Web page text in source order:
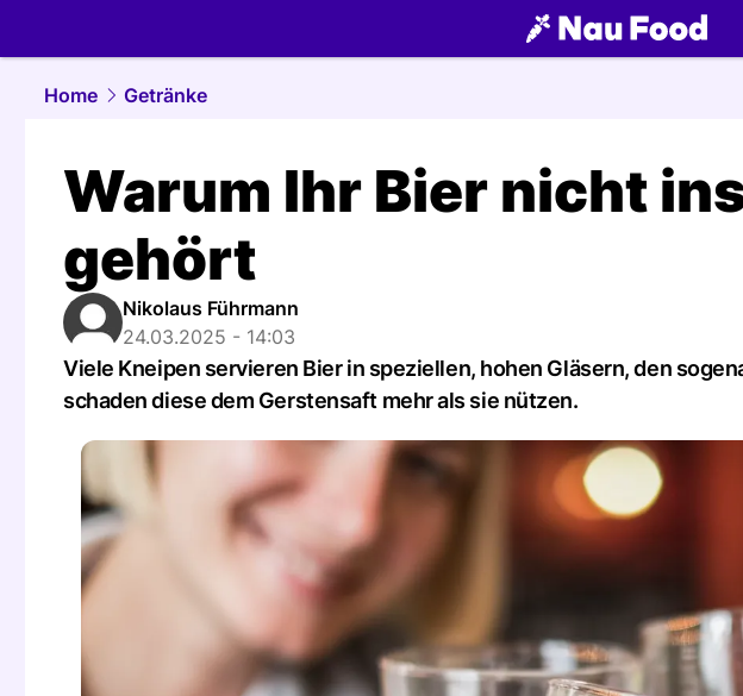
food.NAU.ch
Home
Getränke
Warum Ihr Bier nicht
gehört
Nikolaus Führmann
24.03.2025 - 14:03
Viele Kneipen servieren Bier in speziellen, hohen Gläsern, den
schaden diese dem Gerstensaft mehr als sie nützen.